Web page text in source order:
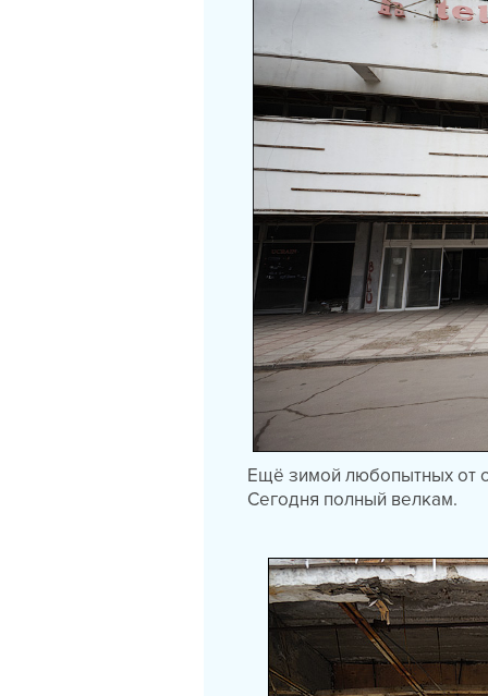
Ещё зимой любопытных от
Сегодня полный велкам.